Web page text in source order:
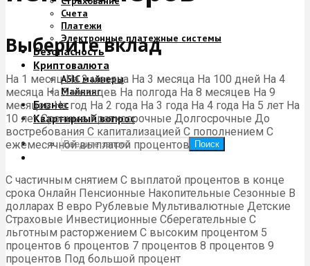
Счета
Платежи
Электронные платежные системы
Безопасность
Криптовалюта
ASIC майнеры
Майнинг
Бизнес
Квартирный вопрос
Поиск
Выберите вклад
На 1 месяц На 2 месяца На 3 месяца На 100 дней На 4
месяца На 5 месяцев На полгода На 8 месяцев На 9
месяцев На год На 2 года На 3 года На 4 года На 5 лет На
10 лет Срочные Краткосрочные Долгосрочные До
востребования С капитализацией С пополнением С
ежемесячной выплатой процентов
С частичным снятием С выплатой процентов в конце
срока Онлайн Пенсионные Накопительные Сезонные В
долларах В евро Рублевые Мультивалютные Детские
Страховые Инвестиционные Сберегательные С
льготным расторжением С высоким процентом 5
процентов 6 процентов 7 процентов 8 процентов 9
процентов Под большой процент